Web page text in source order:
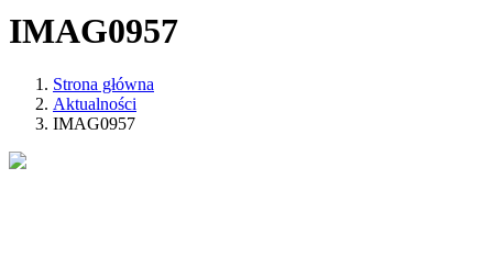
IMAG0957
Strona główna
Aktualności
IMAG0957